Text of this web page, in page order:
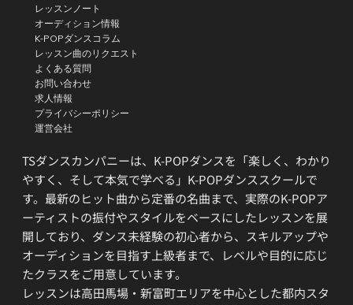
TSダンスカンパニーは、K-POPダンスを「楽しく、わかり
やすく、そして本気で学べる」K-POPダンススクールで
す。最新のヒット曲から定番の名曲まで、実際のK-POPア
ーティストの振付やスタイルをベースにしたレッスンを展
開しており、ダンス未経験の初心者から、スキルアップや
オーディションを目指す上級者まで、レベルや目的に応じ
たクラスをご用意しています。
レッスンは高田馬場・新富町エリアを中心とした都内スタ
レッスンノート
オーディション情報
K-POPダンスコラム
レッスン曲のリクエスト
よくある質問
お問い合わせ
求人情報
プライバシーポリシー
運営会社